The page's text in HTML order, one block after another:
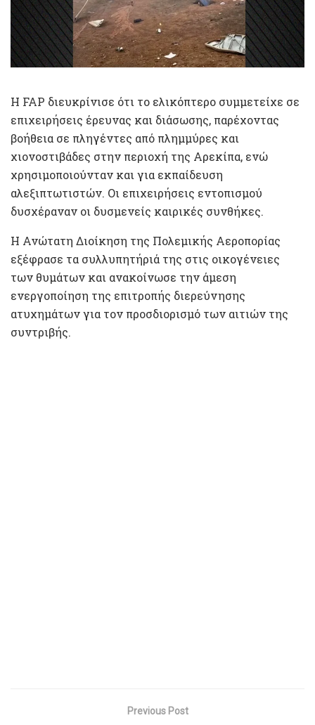
Η FAP διευκρίνισε ότι το ελικόπτερο συμμετείχε σε
επιχειρήσεις έρευνας και διάσωσης, παρέχοντας
βοήθεια σε πληγέντες από πλημμύρες και
χιονοστιβάδες στην περιοχή της Αρεκίπα, ενώ
χρησιμοποιούνταν και για εκπαίδευση
αλεξιπτωτιστών. Οι επιχειρήσεις εντοπισμού
δυσχέραναν οι δυσμενείς καιρικές συνθήκες.
Η Ανώτατη Διοίκηση της Πολεμικής Αεροπορίας
εξέφρασε τα συλλυπητήριά της στις οικογένειες
των θυμάτων και ανακοίνωσε την άμεση
ενεργοποίηση της επιτροπής διερεύνησης
ατυχημάτων για τον προσδιορισμό των αιτιών της
συντριβής.
Previous Post